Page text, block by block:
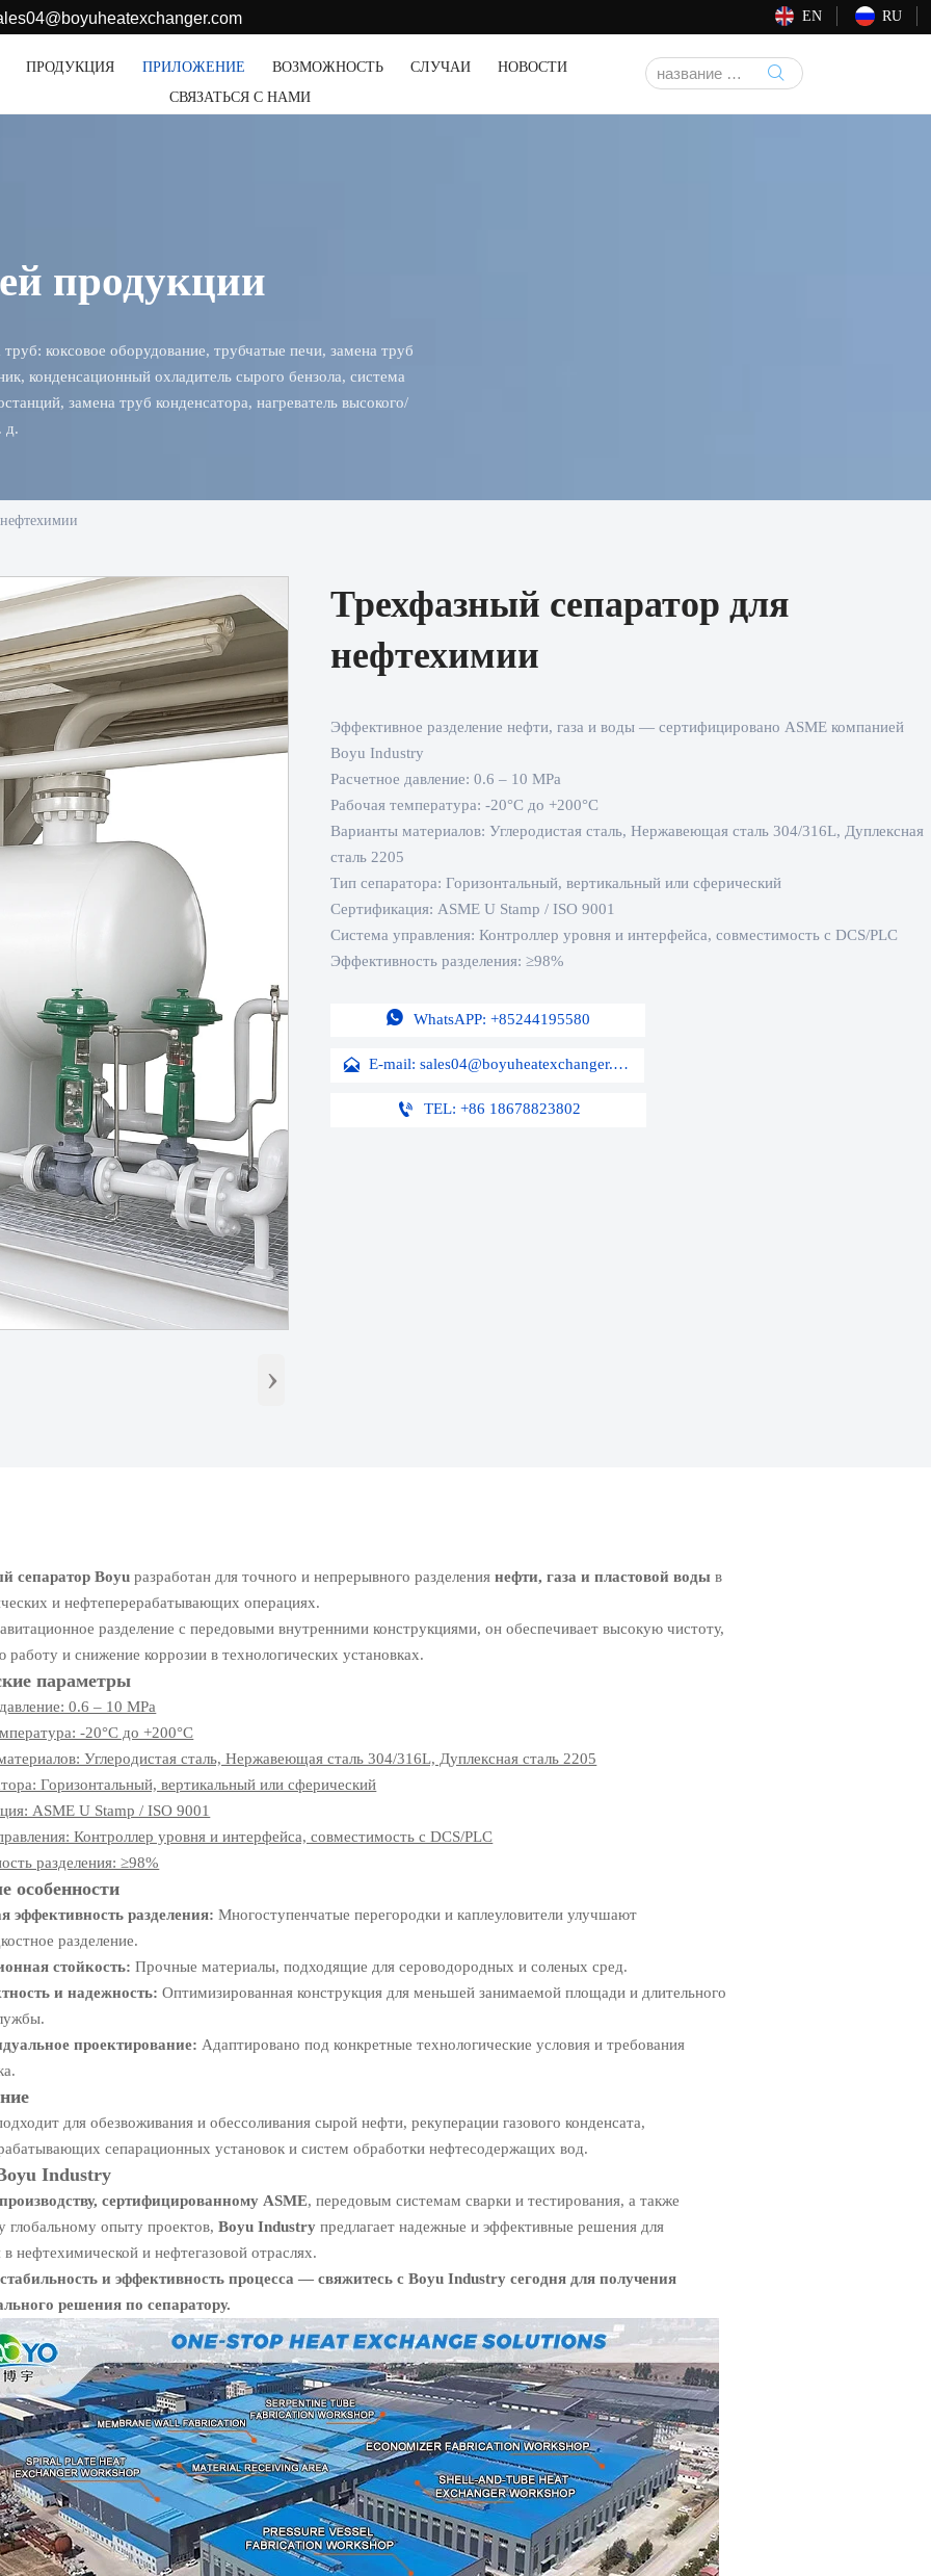
EN RU
ПРОДУКЦИЯ ПРИЛОЖЕНИЕ ВОЗМОЖНОСТЬ СЛУЧАИ
НОВОСТИ
СВЯЗАТЬСЯ С НАМИ

продукции
коксовое оборудование, трубчатые печи, замена труб
конденсационный охладитель сырого бензола, система
замена труб конденсатора, нагреватель высокого/
д.
›
Трехфазный сепаратор для
нефтехимии
Эффективное разделение нефти, газа и воды — сертифицировано ASME компанией
Boyu Industry
Расчетное давление: 0.6 – 10 MPa
Рабочая температура: -20°C до +200°C
Варианты материалов: Углеродистая сталь, Нержавеющая сталь 304/316L, Дуплексная
сталь 2205
Тип сепаратора: Горизонтальный, вертикальный или сферический
Сертификация: ASME U Stamp / ISO 9001
Система управления: Контроллер уровня и интерфейса, совместимость с DCS/PLC
Эффективность разделения: ≥98%
 WhatsAPP: +85244195580
 E-mail: sales04@boyuheatexchanger.com
 TEL: +86 18678823802
сепаратор Boyu разработан для точного и непрерывного разделениянефти, газа и пластовой воды в
и нефтеперерабатывающих операциях.
разделение с передовыми внутренними конструкциями, он обеспечивает высокую чистоту,
работу и снижение коррозии в технологических установках.
параметры
0.6 – 10 MPa
-20°C до +200°C
Углеродистая сталь, Нержавеющая сталь 304/316L, Дуплексная сталь 2205
Горизонтальный, вертикальный или сферический
ASME U Stamp / ISO 9001
Контроллер уровня и интерфейса, совместимость с DCS/PLC
разделения: ≥98%
особенности
эффективность разделения: Многоступенчатые перегородки и каплеуловители улучшают
разделение.
стойкость: Прочные материалы, подходящие для сероводородных и соленых сред.
и надежность: Оптимизированная конструкция для меньшей занимаемой площади и длительного
проектирование: Адаптировано под конкретные технологические условия и требования
для обезвоживания и обессоливания сырой нефти, рекуперации газового конденсата,
сепарационных установок и систем обработки нефтесодержащих вод.
Industry
производству, сертифицированному ASME, передовым системам сварки и тестирования, а также
глобальному опыту проектов,Boyu Industry предлагает надежные и эффективные решения для
в нефтехимической и нефтегазовой отраслях.
и эффективность процесса — свяжитесь с Boyu Industry сегодня для получения
решения по сепаратору.